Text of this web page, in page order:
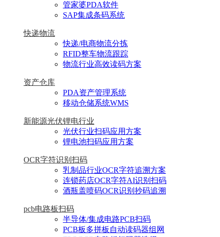
管家婆PDA软件
SAP集成条码系统
快递物流
快递/电商物流分拣
RFID整车物流跟踪
物流行业高效读码方案
资产仓库
PDA资产管理系统
移动仓储系统WMS
新能源光伏锂电行业
光伏行业扫码应用方案
锂电池扫码应用方案
OCR字符识别扫码
乳制品行业OCR字符追溯方案
连锁药店OCR字符AI识别扫码
酒瓶盖喷码OCR识别抄码追溯
pcb电路板扫码
半导体/集成电路PCB扫码
PCB板多拼板自动读码器组网